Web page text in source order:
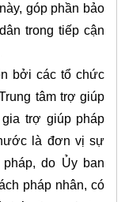
góp phần bảo
trong tiếp cận
bởi các tổ chức
tâm trợ giúp
trợ giúp pháp
là đơn vị sự
do Ủy ban
pháp nhân, có